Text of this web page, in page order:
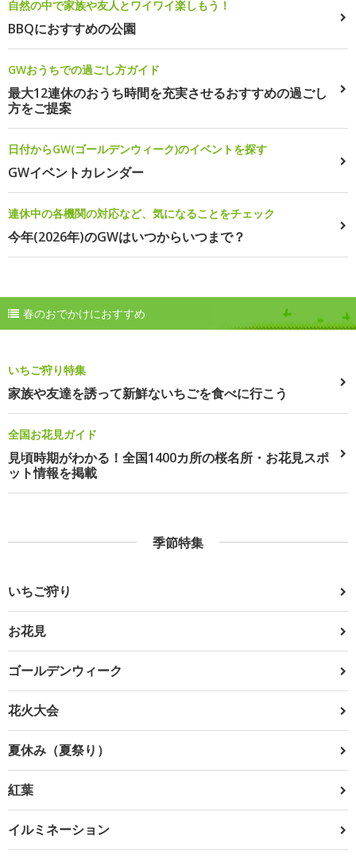
自然の中で家族や友人とワイワイ楽しもう！
BBQにおすすめの公園
GWおうちでの過ごし方ガイド
最大12連休のおうち時間を充実させるおすすめの過ごし
方をご提案
日付からGW(ゴールデンウィーク)のイベントを探す
GWイベントカレンダー
連休中の各機関の対応など、気になることをチェック
今年(2026年)のGWはいつからいつまで？
春のおでかけにおすすめ
いちご狩り特集
家族や友達を誘って新鮮ないちごを食べに行こう
全国お花見ガイド
見頃時期がわかる！全国1400カ所の桜名所・お花見スポ
ット情報を掲載
季節特集
いちご狩り
お花見
ゴールデンウィーク
花火大会
夏休み（夏祭り）
紅葉
イルミネーション